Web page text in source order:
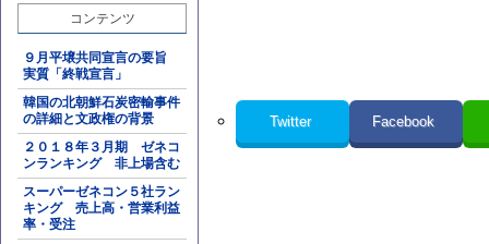
コンテンツ
９月平壌共同宣言の要旨
実質「終戦宣言」
韓国の北朝鮮石炭密輸事件
の詳細と文政権の背景
２０１８年３月期 ゼネコ
ンランキング 非上場含む
スーパーゼネコン５社ラン
キング 売上高・営業利益
率・受注
Twitter Facebook